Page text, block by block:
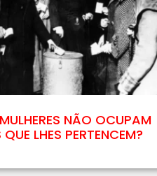
NÃO OCUPAM
LHES PERTENCEM?